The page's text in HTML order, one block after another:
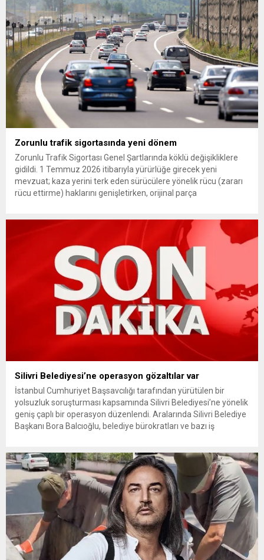
(YDK) sevk edilen ve partideki tüm görevlerinden...
Zorunlu trafik sigortasında yeni dönem
Zorunlu Trafik Sigortası Genel Şartlarında köklü değişikliklere
gidildi. 1 Temmuz 2026 itibarıyla yürürlüğe girecek yeni
mevzuat; kaza yerini terk eden sürücülere yönelik rücu (zararı
rücu ettirme) haklarını genişletirken, orijinal parça
getiriyor. Hazine Müsteşarlığına bağlı ilgili kurumlarca...
Silivri Belediyesi’ne operasyon gözaltılar var
İstanbul Cumhuriyet Başsavcılığı tarafından yürütülen bir
yolsuzluk soruşturması kapsamında Silivri Belediyesi’ne yönelik
geniş çaplı bir operasyon düzenlendi. Aralarında Silivri Belediye
Başkanı Bora Balcıoğlu, belediye bürokratları ve bazı iş
inceleme ve arama çalışmaları devam ediyor. İstanbul’da...